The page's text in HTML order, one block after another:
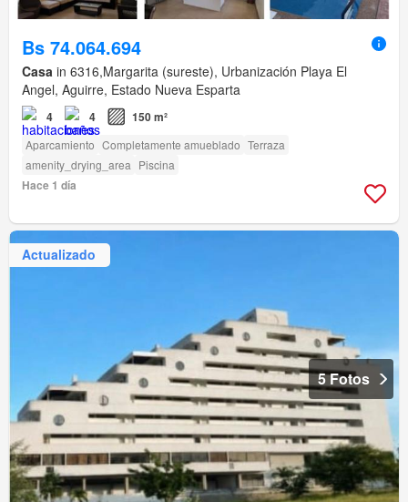
Bs 74.064.694
Casa in 6316,Margarita (sureste), Urbanización Playa El
Angel, Aguirre, Estado Nueva Esparta
4 4 150 m²
Aparcamiento Completamente amueblado Terraza
amenity_drying_area Piscina
Hace 1 día
Actualizado
5 Fotos